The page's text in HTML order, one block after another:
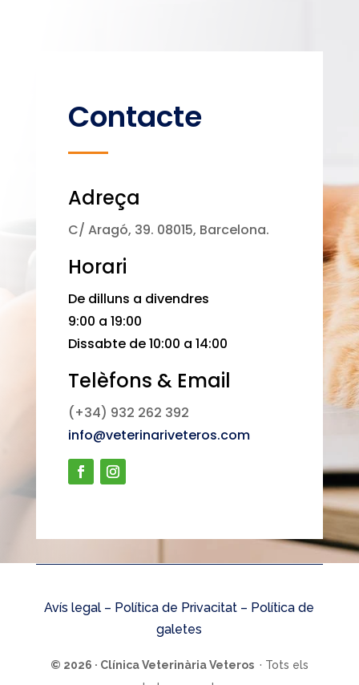
Contacte
Adreça
C/ Aragó, 39. 08015, Barcelona.
Horari
De dilluns a divendres
9:00 a 19:00
Dissabte de 10:00 a 14:00
Telèfons & Email
(+34) 932 262 392
info@veterinariveteros.com
Avís legal – Política de Privacitat – Política de
galetes
© 2026 · Clínica Veterinària Veteros · Tots els